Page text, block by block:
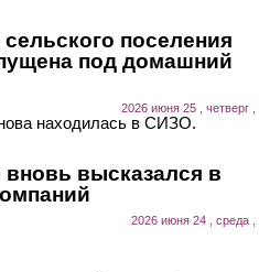
поселения
под домашний
2026 июня 25 , четверг ,
находилась в СИЗО.
вновь высказался в
2026 июня 24 , среда ,